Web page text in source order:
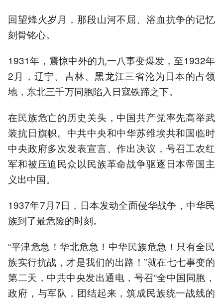
回望烽火岁月，那段山河不屈、浴血抗争的记忆
刻骨铭心。
1931年，震惊中外的九一八事变爆发，至1932年
2月，辽宁、吉林、黑龙江三省沦为日本的占领
地，东北三千万同胞陷入日寇铁蹄之下。
在民族危亡的历史关头，中国共产党率先高举武
装抗日旗帜。中共中央和中华苏维埃共和国临时
中央政府多次发表宣言、作出决议，号召工农红
军和被压迫民众以民族革命战争驱逐日本帝国主
义出中国。
1937年7月7日，日本发动全面侵华战争，中华民
族到了最危险的时刻。
“平津危急！华北危急！中华民族危急！只有全民
族实行抗战，才是我们的出路！”就在七七事变的
第二天，中共中央发出通电，号召“全中国同胞，
政府，与军队，团结起来，筑成民族统一战线的